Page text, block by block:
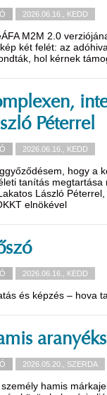
2026.06.16., KEDD
M2M 2.0
két felét: az
hol kérnek
Péterrel
2026.06.16., KEDD
hogy a
tanítás megtartása
László
elnökével
2026.06.16., KEDD
és képzés – hova
2026.05.20., SZERDA
személy hamis